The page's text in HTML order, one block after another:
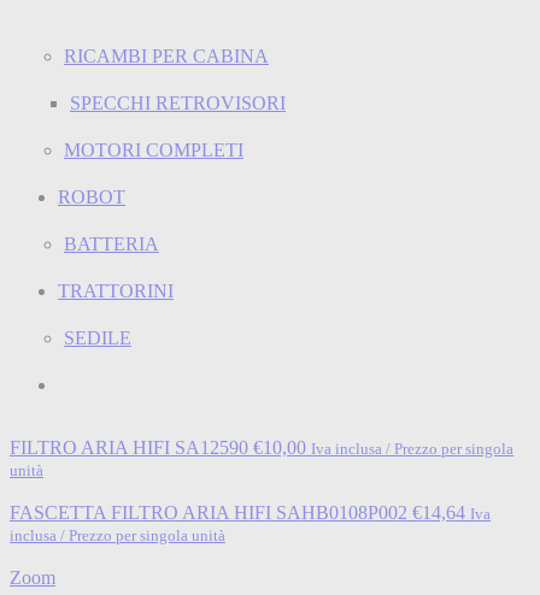
RICAMBI PER CABINA
SPECCHI RETROVISORI
MOTORI COMPLETI
ROBOT
BATTERIA
TRATTORINI
SEDILE
FILTRO ARIA HIFI SA12590 €10,00 Iva inclusa / Prezzo per singola
unità
FASCETTA FILTRO ARIA HIFI SAHB0108P002 €14,64 Iva
inclusa / Prezzo per singola unità
Zoom